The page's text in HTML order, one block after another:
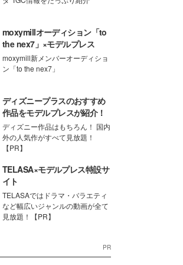
moxymillオーディション「to
the nex7」×モデルプレス
moxymill新メンバーオーディショ
ン「to the nex7」
ディズニープラスのおすすめ
作品をモデルプレスが紹介！
ディズニー作品はもちろん！ 国内
外の人気作がすべて見放題！
【PR】
TELASA×モデルプレス特設サ
イト
TELASAではドラマ・バラエティ
など幅広いジャンルの動画が全て
見放題！【PR】
PR